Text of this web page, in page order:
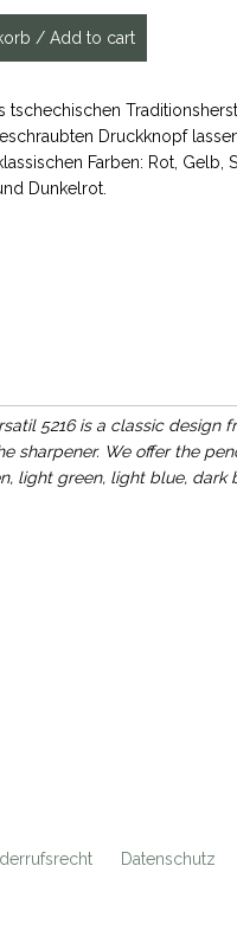
tschechischen
Druckknopf
Farben: Rot, Gelb,
Dunkelrot.
5216 is a classic design
sharpener. We offer the
light green, light blue, dark
Datenschutz